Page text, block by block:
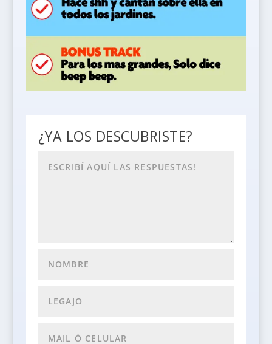
¿YA LOS DESCUBRISTE?